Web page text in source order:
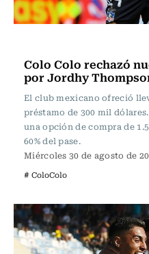
Colo Colo rechazó
por Jordhy
El club mexicano ofreció
préstamo de 300 mil
una opción de compra de
60% del pase.
Miércoles 30 de agosto de
# ColoColo